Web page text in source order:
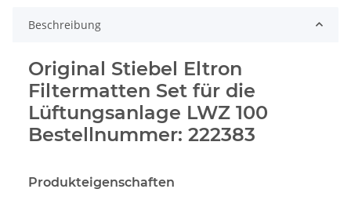
Beschreibung
Original Stiebel Eltron
Filtermatten Set für die
Lüftungsanlage LWZ 100
Bestellnummer: 222383
Produkteigenschaften